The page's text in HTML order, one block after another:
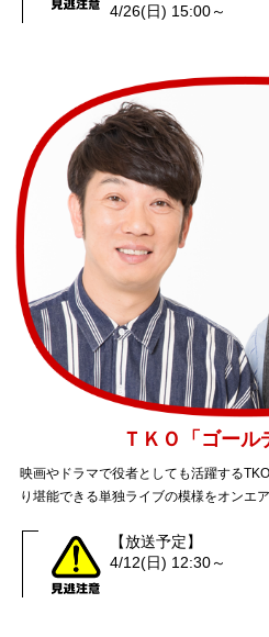
4/26(日) 15:00～
ＴＫＯ「ゴール
映画やドラマで役者としても活躍する
り堪能できる単独ライブの模様をオンエア
【放送予定】
4/12(日) 12:30～